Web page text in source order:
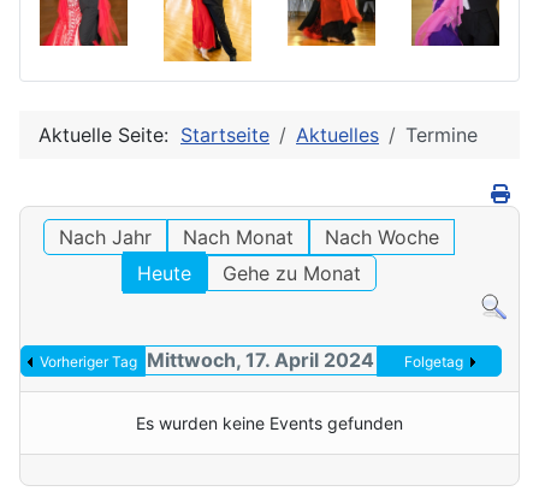
Aktuelle Seite: Startseite Aktuelles Termine
Nach Jahr Nach Monat
Nach Woche
Heute
Gehe zu Monat
Vorheriger Tag Mittwoch, 17. April 2024 Folgetag
Es wurden keine Events gefunden